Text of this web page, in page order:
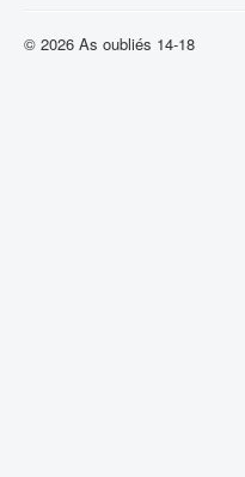
© 2026 As oubliés 14-18